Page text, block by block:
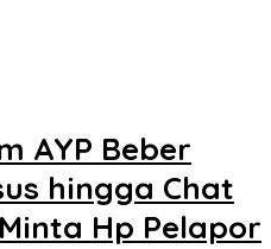
AYP Beber
hingga Chat
Hp Pelapor